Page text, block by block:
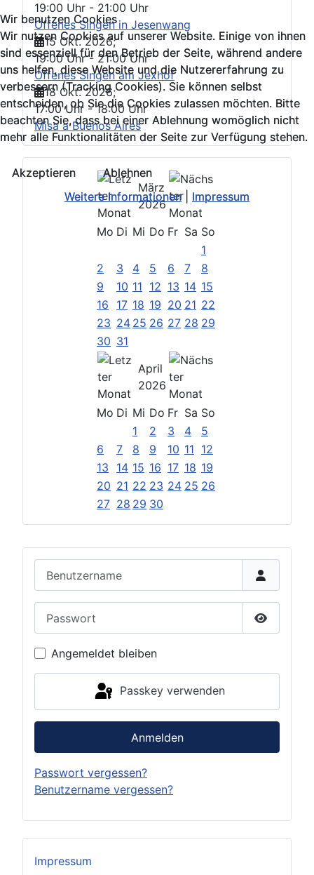
Passwort
Angemeldet bleiben
Passkey verwenden
Anmelden
Passwort vergessen?
Benutzername vergessen?
Wir benutzen Cookies
Wir nutzen Cookies auf unserer Website. Einige von ihnen
sind essenziell für den Betrieb der Seite, während andere
uns helfen, diese Website und die Nutzererfahrung zu
verbessern (Tracking Cookies). Sie können selbst
entscheiden, ob Sie die Cookies zulassen möchten. Bitte
beachten Sie, dass bei einer Ablehnung womöglich nicht
mehr alle Funktionalitäten der Seite zur Verfügung stehen.
Akzeptieren
Ablehnen
Weitere Informationen| Impressum
19:00 Uhr - 21:00 Uhr
Offenes Singen in Jesenwang
15 Okt. 2026;
19:00 Uhr- 21:00 Uhr
Offenes Singen am Jexhof
18 Okt. 2026;
17:00 Uhr -18:00 Uhr
Misa a Buenos Aires
März
2026
Mo Di Mi Do Fr Sa So
1
2
3 4 5 6 7
8
9
10 11 12 13 14 15
16
17 18 19 20 21 22
23 24 25 26 27 28 29
30 31
April
2026
Mo Di Mi Do Fr Sa So
1
2 3 4
5
6
7 8 9 10 11 12
13
14 15 16 17 18 19
20 21 22 23 24 25 26
27 28 29 30
Impressum
Wir benutzen Cookies
Wir nutzen Cookies auf unserer Website. Einige von ihnen
sind essenziell für den Betrieb der Seite, während andere
uns helfen, diese Website und die Nutzererfahrung zu
verbessern (Tracking Cookies). Sie können selbst
entscheiden, ob Sie die Cookies zulassen möchten. Bitte
beachten Sie, dass bei einer Ablehnung womöglich nicht
mehr alle Funktionalitäten der Seite zur Verfügung stehen.
Akzeptieren
Ablehnen
Weitere Informationen| Impressum